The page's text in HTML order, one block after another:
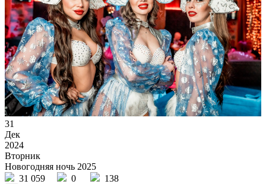
31
Дек
2024
Вторник
Новогодняя ночь 2025
31 059
0 138